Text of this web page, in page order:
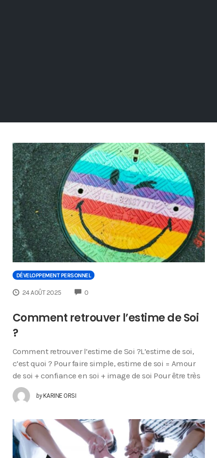
DÉVELOPPEMENT PERSONNEL
24 AOÛT 2025 0COMMENTS
Comment retrouver l’estime de Soi
?
Comment retrouver l’estime de Soi ?L’estime de soi,
c’est quoi ? Pour faire simple, estime de soi = Amour
de soi + confiance en soi + image de soi Pour être très
by KARINE ORSI